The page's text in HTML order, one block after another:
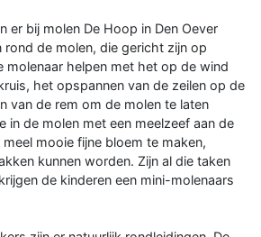
er bij molen De Hoop in Den Oever
rond de molen, die gericht zijn op
molenaar helpen met het op de wind
het opspannen van de zeilen op de
van de rem om de molen te laten
in de molen met een meelzeef aan de
mooie fijne bloem te maken,
kunnen worden. Zijn al die taken
de kinderen een mini-molenaars